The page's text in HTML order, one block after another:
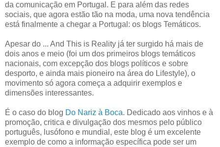
da comunicação em Portugal. E para além das redes
sociais, que agora estão tão na moda, uma nova tendência
está finalmente a chegar a Portugal: os blogs Temáticos.
Apesar do ... And This is Reality já ter surgido há mais de
dois anos e meio (foi um dos primeiros blogs temáticos
nacionais, com excepção dos blogs políticos e sobre
desporto, e ainda mais pioneiro na área do Lifestyle), o
movimento só agora começa a adquirir exemplos e
dimensões interessantes.
É o caso do blog Do Nariz à Boca. Dedicado aos vinhos e à
promoção, critica e divulgação dos mesmos pelo público
português, lusófono e mundial, este blog é um excelente
exemplo de como a informação específica pode ser um